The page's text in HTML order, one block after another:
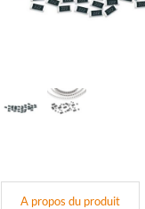
A propos du produit